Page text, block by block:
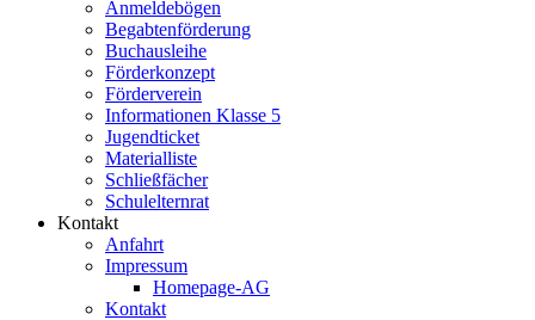
Anmeldebögen
Begabtenförderung
Buchausleihe
Förderkonzept
Förderverein
Informationen Klasse 5
Jugendticket
Materialliste
Schließfächer
Schulelternrat
Kontakt
Anfahrt
Impressum
Homepage-AG
Kontakt